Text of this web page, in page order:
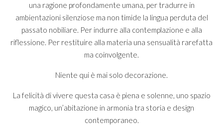
una ragione profondamente umana, per tradurre in
ambientazioni silenziose ma non timide la lingua perduta del
passato nobiliare. Per indurre alla contemplazione e alla
riflessione. Per restituire alla materia una sensualità rarefatta
ma coinvolgente.
Niente qui è mai solo decorazione.
La felicità di vivere questa casa è piena e solenne, uno spazio
magico, un’abitazione in armonia tra storia e design
contemporaneo.